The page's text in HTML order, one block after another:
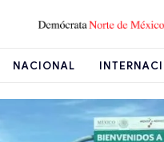
NACIONAL